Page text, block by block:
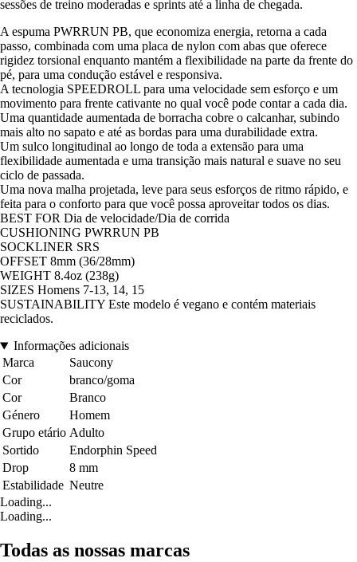
sessões de treino moderadas e sprints até a linha de chegada.
A espuma PWRRUN PB, que economiza energia, retorna a cada
passo, combinada com uma placa de nylon com abas que oferece
rigidez torsional enquanto mantém a flexibilidade na parte da frente do
pé, para uma condução estável e responsiva.
A tecnologia SPEEDROLL para uma velocidade sem esforço e um
movimento para frente cativante no qual você pode contar a cada dia.
Uma quantidade aumentada de borracha cobre o calcanhar, subindo
mais alto no sapato e até as bordas para uma durabilidade extra.
Um sulco longitudinal ao longo de toda a extensão para uma
flexibilidade aumentada e uma transição mais natural e suave no seu
ciclo de passada.
Uma nova malha projetada, leve para seus esforços de ritmo rápido, e
feita para o conforto para que você possa aproveitar todos os dias.
BEST FOR Dia de velocidade/Dia de corrida
CUSHIONING PWRRUN PB
SOCKLINER SRS
OFFSET 8mm (36/28mm)
WEIGHT 8.4oz (238g)
SIZES Homens 7-13, 14, 15
SUSTAINABILITY Este modelo é vegano e contém materiais
reciclados.
Informações adicionais
Marca
Saucony
Cor
branco/goma
Cor
Branco
Género
Homem
Grupo etário Adulto
Sortido
Endorphin Speed
Drop
8 mm
Estabilidade Neutre
Loading...
Loading...
Todas as nossas marcas